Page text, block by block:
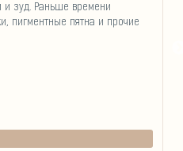
и зуд. Раньше времени
пигментные пятна и прочие